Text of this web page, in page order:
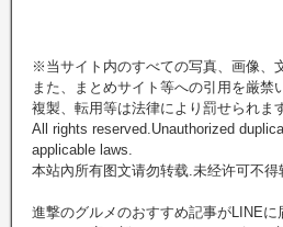
※当サイト内のすべての写真、画像、
また、まとめサイト等への引用を厳禁
複製、転用等は法律により罰せられま
All rights reserved.Unauthorized
applicable laws.
本站內所有图文请勿转载.未经许可不
進撃のグルメのおすすめ記事がLINEに